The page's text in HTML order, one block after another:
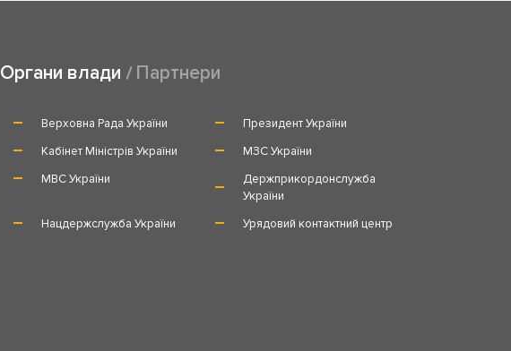
Органи влади Партнери
Верховна Рада України
Президент України
Кабінет Міністрів України
МЗС України
МВС України
Держприкордонслужба
України
Нацдержслужба України
Урядовий контактний центр